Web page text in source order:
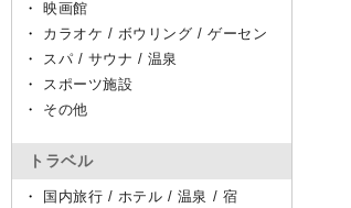
・映画館
・ カラオケ / ボウリング / ゲーセン
・
スパ / サウナ / 温泉
・
スポーツ施設
・ その他
トラベル
・
国内旅行 / ホテル / 温泉 / 宿